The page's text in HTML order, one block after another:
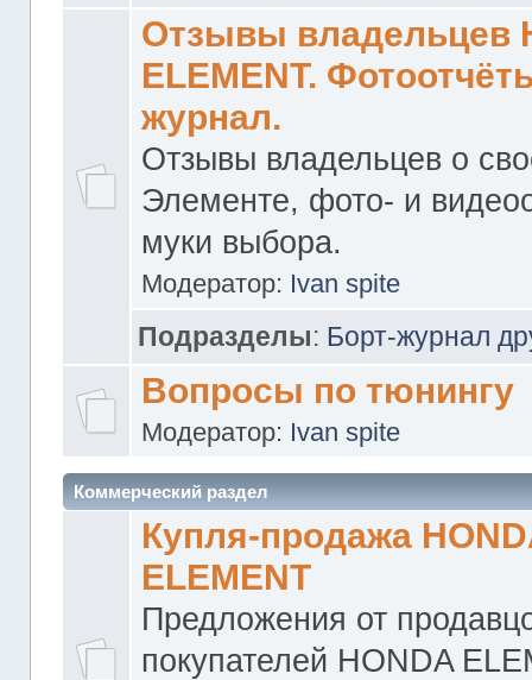
Отзывы владельцев
ELEMENT.
журнал.
Отзывы владельцев о
Элементе, фото- и
муки выбора.
Модератор: Ivan spite
Подразделы: Борт-журнал
Вопросы по тюнингу
Модератор: Ivan spite
Коммерческий раздел
Купля-продажа
ELEMENT
Предложения от
покупателей HONDA